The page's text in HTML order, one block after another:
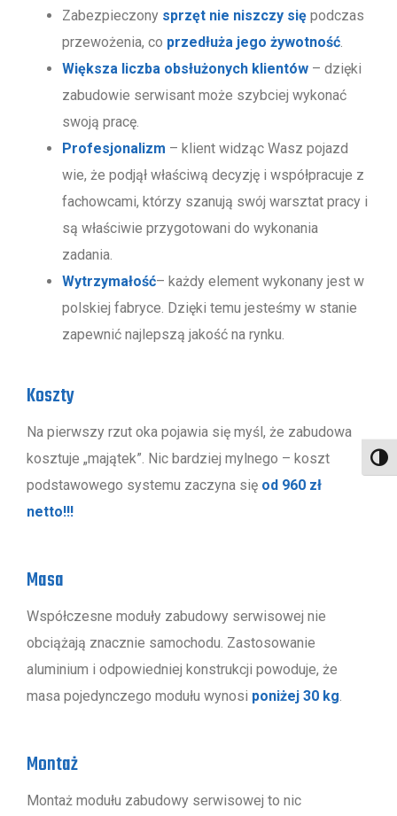
Zabezpieczony sprzęt nie niszczy się podczas
przewożenia, co przedłuża jego żywotność.
Większa liczba obsłużonych klientów – dzięki
zabudowie serwisant może szybciej wykonać
swoją pracę.
Profesjonalizm – klient widząc Wasz pojazd
wie, że podjął właściwą decyzję i współpracuje z
fachowcami, którzy szanują swój warsztat pracy i
są właściwie przygotowani do wykonania
zadania.
Wytrzymałość– każdy element wykonany jest w
polskiej fabryce. Dzięki temu jesteśmy w stanie
zapewnić najlepszą jakość na rynku.
Koszty
Na pierwszy rzut oka pojawia się myśl, że zabudowa
kosztuje „majątek”. Nic bardziej mylnego – koszt
podstawowego systemu zaczyna się od 960 zł
netto!!!
Masa
Współczesne moduły zabudowy serwisowej nie
obciążają znacznie samochodu. Zastosowanie
aluminium i odpowiedniej konstrukcji powoduje, że
masa pojedynczego modułu wynosi poniżej 30 kg.
Montaż
Montaż modułu zabudowy serwisowej to nic